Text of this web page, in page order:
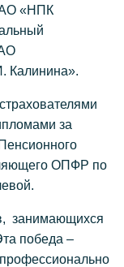
«НПК
Калинина».
за
ОПФР по
занимающихся
победа –
профессионально